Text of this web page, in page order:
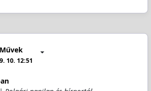
10. 12:51